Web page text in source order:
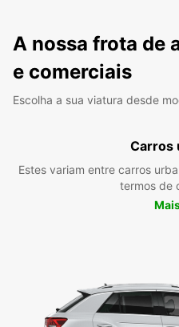
A nossa frota de
e comerciais
Escolha a sua viatura desde
Carros
Estes variam entre carros
termos de